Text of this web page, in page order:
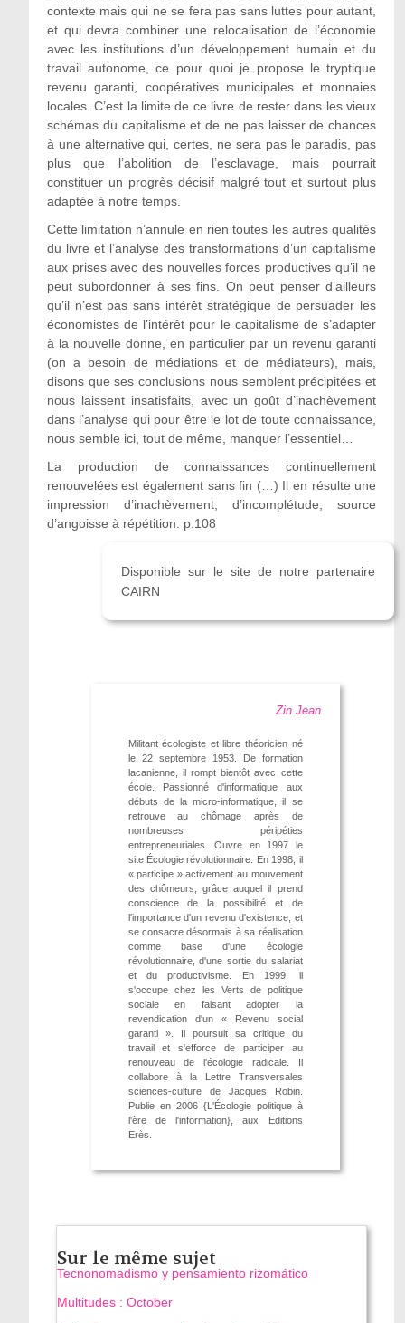
contexte mais qui ne se fera pas sans luttes pour autant,
et qui devra combiner une relocalisation de l’économie
avec les institutions d’un développement humain et du
travail autonome, ce pour quoi je propose le tryptique
revenu garanti, coopératives municipales et monnaies
locales. C’est la limite de ce livre de rester dans les vieux
schémas du capitalisme et de ne pas laisser de chances
à une alternative qui, certes, ne sera pas le paradis, pas
plus que l’abolition de l’esclavage, mais pourrait
constituer un progrès décisif malgré tout et surtout plus
adaptée à notre temps.
Cette limitation n’annule en rien toutes les autres qualités
du livre et l’analyse des transformations d’un capitalisme
aux prises avec des nouvelles forces productives qu’il ne
peut subordonner à ses fins. On peut penser d’ailleurs
qu’il n’est pas sans intérêt stratégique de persuader les
économistes de l’intérêt pour le capitalisme de s’adapter
à la nouvelle donne, en particulier par un revenu garanti
(on a besoin de médiations et de médiateurs), mais,
disons que ses conclusions nous semblent précipitées et
nous laissent insatisfaits, avec un goût d’inachèvement
dans l’analyse qui pour être le lot de toute connaissance,
nous semble ici, tout de même, manquer l’essentiel…
La production de connaissances continuellement
renouvelées est également sans fin (…) Il en résulte une
impression d’inachèvement, d’incomplétude, source
d’angoisse à répétition. p.108
Disponible sur le site de notre partenaire
CAIRN
Zin Jean
Militant écologiste et libre théoricien né
le 22 septembre 1953. De formation
lacanienne, il rompt bientôt avec cette
école. Passionné d'informatique aux
débuts de la micro-informatique, il se
retrouve au chômage après de
nombreuses péripéties
entrepreneuriales. Ouvre en 1997 le
site Écologie révolutionnaire. En 1998, il
« participe » activement au mouvement
des chômeurs, grâce auquel il prend
conscience de la possibilité et de
l'importance d'un revenu d'existence, et
se consacre désormais à sa réalisation
comme base d'une écologie
révolutionnaire, d'une sortie du salariat
et du productivisme. En 1999, il
s'occupe chez les Verts de politique
sociale en faisant adopter la
revendication d'un « Revenu social
garanti ». Il poursuit sa critique du
travail et s'efforce de participer au
renouveau de l'écologie radicale. Il
collabore à la Lettre Transversales
sciences-culture de Jacques Robin.
Publie en 2006 {L'Écologie politique à
l'ère de l'information}, aux Editions
Erès.
Sur le même sujet
Tecnonomadismo y pensamiento rizomático
Multitudes : October